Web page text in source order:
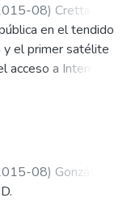
08) Crettaz,
en el tendido
el primer satélite
acceso a Internet
en cantidad y
para
08) González